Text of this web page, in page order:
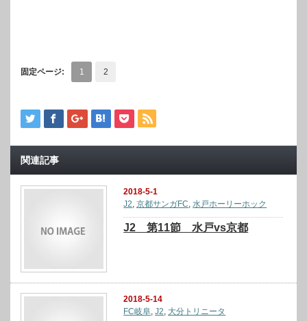
固定ページ: 1 2
関連記事
2018-5-1
J2,京都サンガFC,水戸ホーリーホック
J2 第11節 水戸vs京都
2018-5-14
FC岐阜 ,J2 大分トリニータ